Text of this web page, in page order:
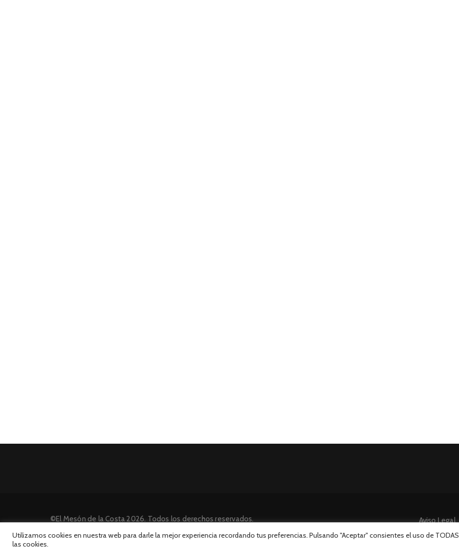
©El Mesón de la Costa 2026. Todos los derechos reservados.
Desarrollado por INFORmedia
Aviso Legal
Utilizamos cookies en nuestra web para darle la mejor experiencia recordando tus preferencias. Pulsando "Aceptar" consientes el uso de TODAS
las cookies.